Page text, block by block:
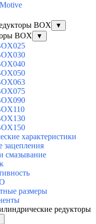
BOX ▼
BOX ▼
характеристики
зацепления
смазывание
размеры
редукторы